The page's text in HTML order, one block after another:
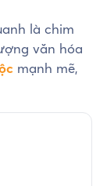
là chim
văn hóa
mạnh mẽ,